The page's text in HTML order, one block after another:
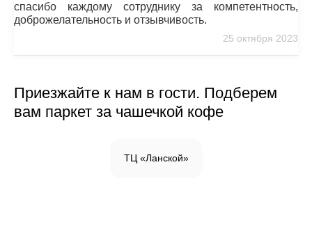
спасибо каждому сотруднику за компетентность,
доброжелательность и отзывчивость.
25 октября 2023
Приезжайте к нам в гости. Подберем
вам паркет за чашечкой кофе
ТЦ «Ланской»